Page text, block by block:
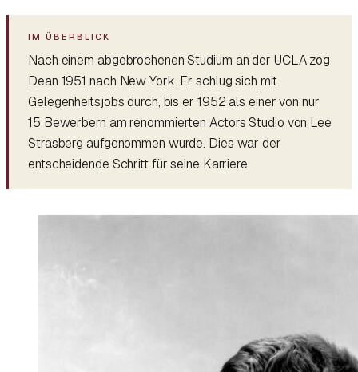
Nach einem abgebrochenen Studium an der UCLA zog
Dean 1951 nach New York. Er schlug sich mit
Gelegenheitsjobs durch, bis er 1952 als einer von nur
15 Bewerbern am renommierten Actors Studio von Lee
Strasberg aufgenommen wurde. Dies war der
entscheidende Schritt für seine Karriere.